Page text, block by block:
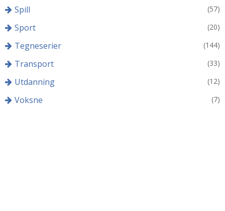
Spill (57)
Sport (20)
Tegneserier (144)
Transport (33)
Utdanning (12)
Voksne (7)